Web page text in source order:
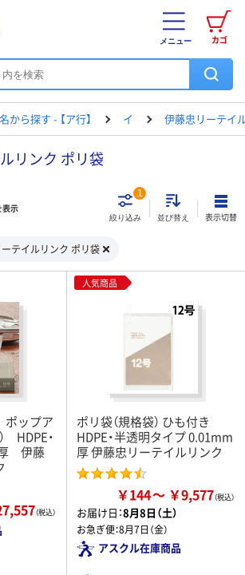
カゴ
メニュー
から探す - 【ア行】 イ 伊藤忠リーテイ
リンク ポリ袋
表示
絞り込み
1
並び替え 表示切替
テイルリンク ポリ袋
ップア
HDPE・
伊藤
人気商品
ポリ袋（規格袋） ひも付き
HDPE・半透明タイプ 0.01mm
厚 伊藤忠リーテイルリンク
￥144 ￥9,577
お届け日：8月8日（土）
お急ぎ便：8月7日（金）
アスクル在庫商品